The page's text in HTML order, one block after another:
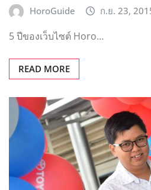
รีวิว หมอดูแม่นๆ
รีวิว อ.นิ่ม ศิษย์ปู่
HoroGuide ส.ค. 3, 2015